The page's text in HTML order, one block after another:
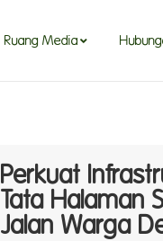
Ruang Media
Perkuat
Tata Halaman
Jalan Warga